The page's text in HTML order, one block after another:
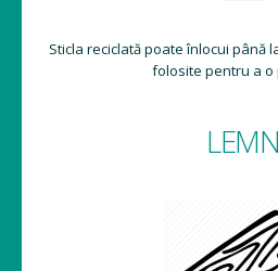
Sticla reciclată poate înlocui până
folosite pentru a o
LEMN